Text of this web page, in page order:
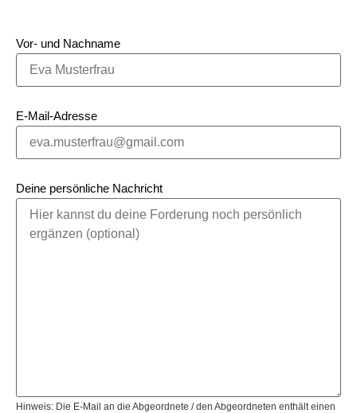
Vor- und Nachname
E-Mail-Adresse
Deine persönliche Nachricht
Hinweis: Die E-Mail an die Abgeordnete / den Abgeordneten enthält einen